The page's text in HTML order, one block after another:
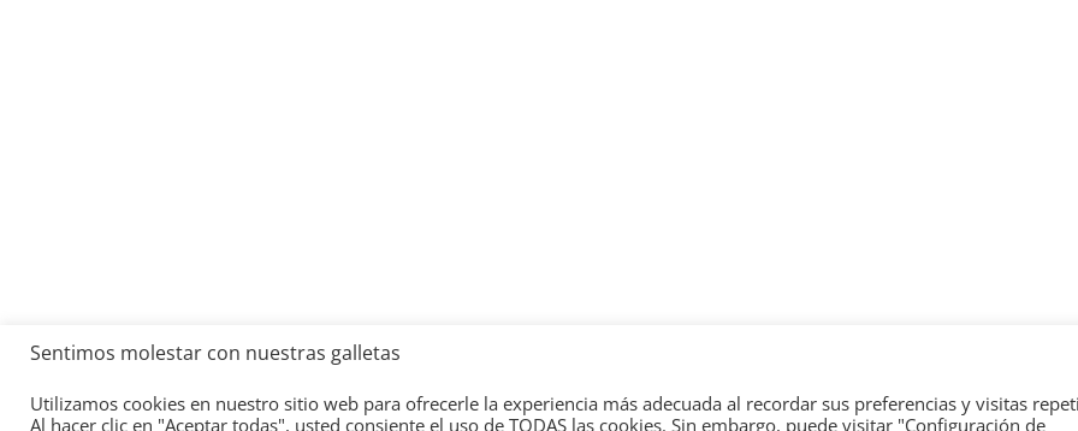
Copyright © 2026Academia del Motor. Todos los derechos reservados.
Tema:ColorMagpor ThemeGrill. Funciona conWordPress.
Sentimos molestar con nuestras galletas
Utilizamos cookies en nuestro sitio web para ofrecerle la experiencia más adecuada al recordar sus preferencias y visitas
Al hacer clic en "Aceptar todas", usted consiente el uso de TODAS las cookies. Sin embargo, puede visitar "Configuración de